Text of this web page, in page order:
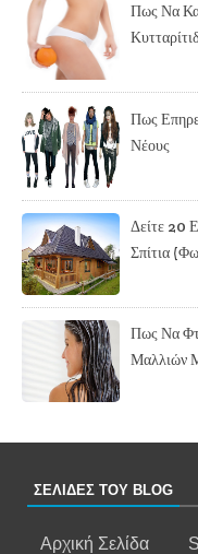
Πως Να
Πως
Νέους
Δείτε 20
Σπίτια
Πως Να
Μαλλιών
ΣΕΛΙΔΕΣ ΤΟΥ BLOG
Αρχική Σελίδα